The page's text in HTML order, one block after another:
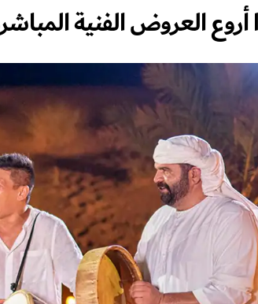
أروع العروض الفنية